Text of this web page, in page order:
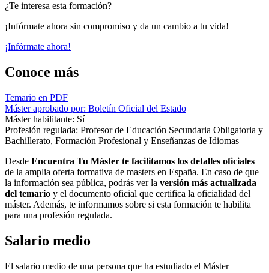
¿Te interesa esta formación?
¡Infórmate ahora sin compromiso y da un cambio a tu vida!
¡Infórmate ahora!
Conoce más
Temario en PDF
Máster aprobado por: Boletín Oficial del Estado
Máster habilitante: Sí
Profesión regulada: Profesor de Educación Secundaria Obligatoria y
Bachillerato, Formación Profesional y Enseñanzas de Idiomas
Desde Encuentra Tu Máster te facilitamos los detalles oficiales
de la amplia oferta formativa de masters en España. En caso de que
la información sea pública, podrás ver la versión más actualizada
del temario y el documento oficial que certifica la oficialidad del
máster. Además, te informamos sobre si esta formación te habilita
para una profesión regulada.
Salario medio
El salario medio de una persona que ha estudiado el Máster